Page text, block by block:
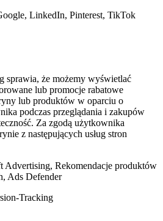
LinkedIn, Pinterest, TikTok
sprawia, że możemy wyświetlać
lub promocje rabatowe
lub produktów w oparciu o
podczas przeglądania i zakupów
Za zgodą użytkownika
z następujących usług stron
Advertising, Rekomendacje produktów
Ads Defender
Tracking